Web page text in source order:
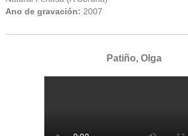
Ano de gravación: 2007
Patiño, Olga